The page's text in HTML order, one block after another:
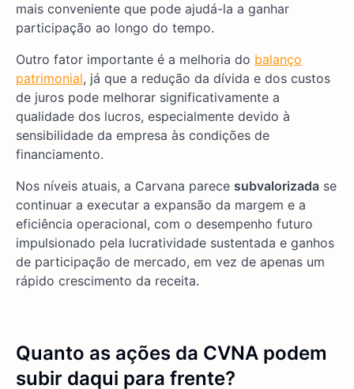
mais conveniente que pode ajudá-la a ganhar
participação ao longo do tempo.
Outro fator importante é a melhoria do balanço
patrimonial, já que a redução da dívida e dos custos
de juros pode melhorar significativamente a
qualidade dos lucros, especialmente devido à
sensibilidade da empresa às condições de
financiamento.
Nos níveis atuais, a Carvana parece subvalorizada se
continuar a executar a expansão da margem e a
eficiência operacional, com o desempenho futuro
impulsionado pela lucratividade sustentada e ganhos
de participação de mercado, em vez de apenas um
rápido crescimento da receita.
Quanto as ações da CVNA podem
subir daqui para frente?